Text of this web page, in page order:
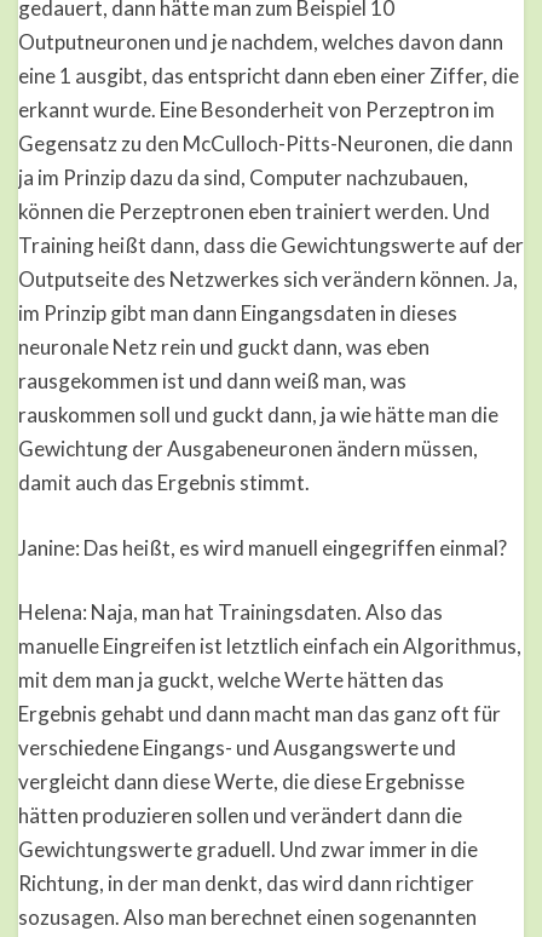
gedauert, dann hätte man zum Beispiel 10
Outputneuronen und je nachdem, welches davon dann
eine 1 ausgibt, das entspricht dann eben einer Ziffer, die
erkannt wurde. Eine Besonderheit von Perzeptron im
Gegensatz zu den McCulloch-Pitts-Neuronen, die dann
ja im Prinzip dazu da sind, Computer nachzubauen,
können die Perzeptronen eben trainiert werden. Und
Training heißt dann, dass die Gewichtungswerte auf der
Outputseite des Netzwerkes sich verändern können. Ja,
im Prinzip gibt man dann Eingangsdaten in dieses
neuronale Netz rein und guckt dann, was eben
rausgekommen ist und dann weiß man, was
rauskommen soll und guckt dann, ja wie hätte man die
Gewichtung der Ausgabeneuronen ändern müssen,
damit auch das Ergebnis stimmt.
Janine: Das heißt, es wird manuell eingegriffen einmal?
Helena: Naja, man hat Trainingsdaten. Also das
manuelle Eingreifen ist letztlich einfach ein Algorithmus,
mit dem man ja guckt, welche Werte hätten das
Ergebnis gehabt und dann macht man das ganz oft für
verschiedene Eingangs- und Ausgangswerte und
vergleicht dann diese Werte, die diese Ergebnisse
hätten produzieren sollen und verändert dann die
Gewichtungswerte graduell. Und zwar immer in die
Richtung, in der man denkt, das wird dann richtiger
sozusagen. Also man berechnet einen sogenannten